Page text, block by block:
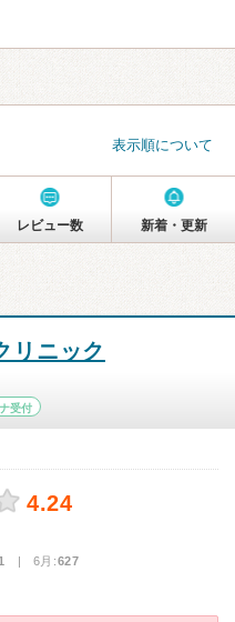
表示順について
レビュー数 新着・更新
リニック
受付
4.24
| 6月:627